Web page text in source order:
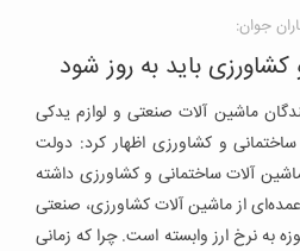
جوان:
باید به روز شود
ماشین آلات صنعتی و لوازم یدکی
و کشاورزی اظهار کرد: دولت
آلات ساختمانی و کشاورزی داشته
از ماشین آلات کشاورزی، صنعتی
به نرخ ارز وابسته است. چرا که زمانی